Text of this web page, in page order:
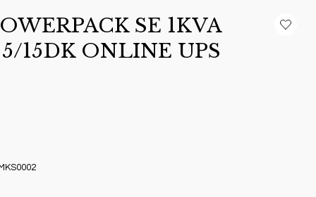
SE 1KVA
15DK ONLINE UPS